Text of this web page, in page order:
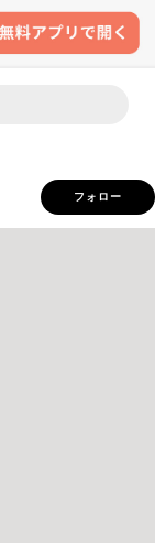
フォロー